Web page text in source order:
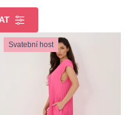
Svatební host